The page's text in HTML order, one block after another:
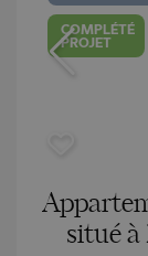
COMPLÉTÉ
PROJET
situé à